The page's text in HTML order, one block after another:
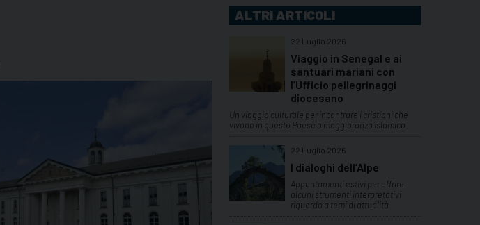
ALTRI ARTICOLI
22 Luglio 2026
Viaggio in Senegal e ai
santuari mariani con
l’Ufficio pellegrinaggi
diocesano
Un viaggio culturale per incontrare i cristiani che
vivono in questo Paese a maggioranza islamica
22 Luglio 2026
I dialoghi dell’Alpe
Appuntamenti estivi per offrire
alcuni strumenti interpretativi
riguardo a temi di attualità